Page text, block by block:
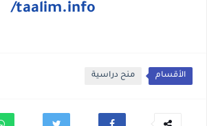
taalim.info/
الأقسام منح دراسية